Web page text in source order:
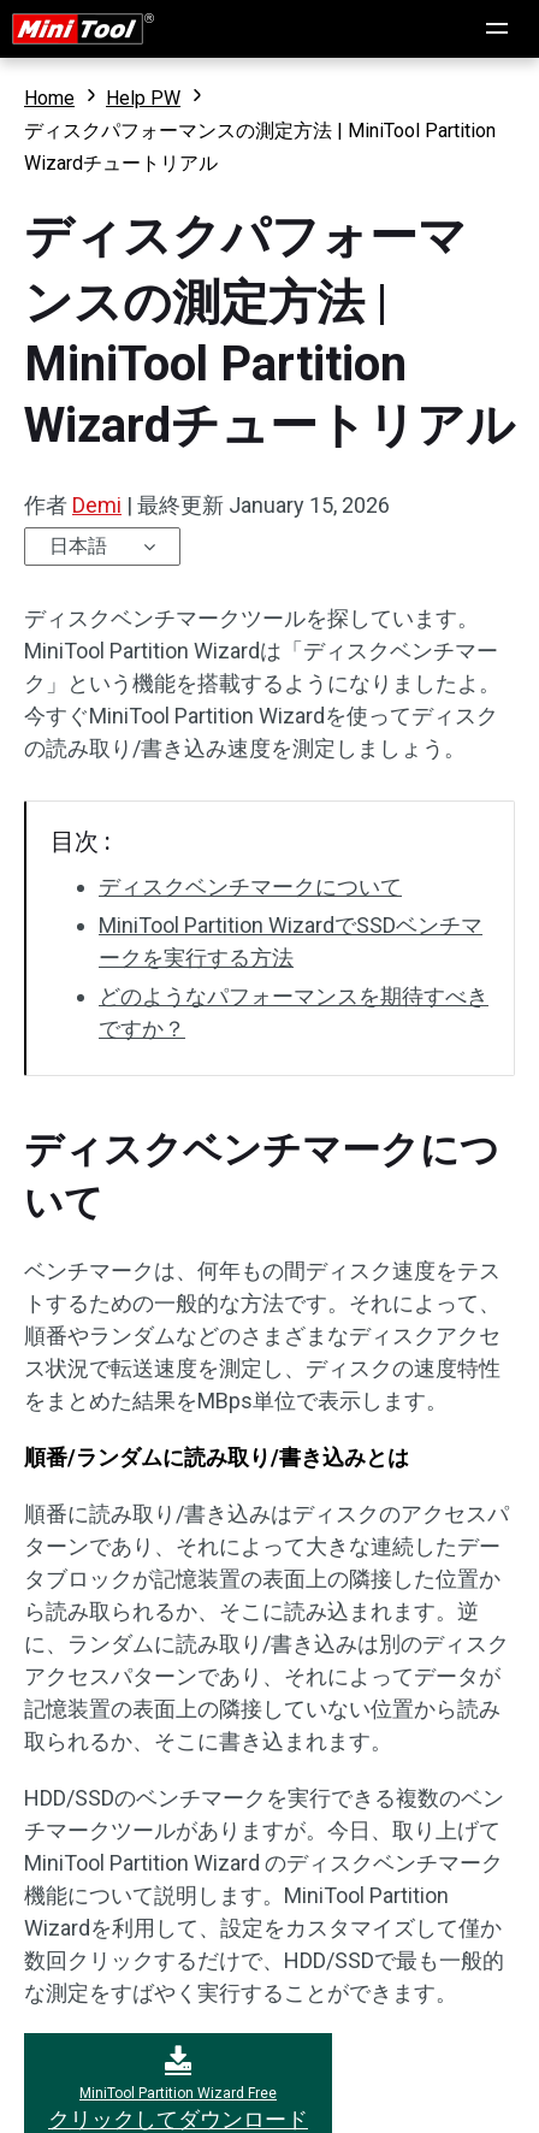
Home
Help PW
ディスクパフォーマンスの測定方法 | MiniTool Partition
Wizardチュートリアル
ディスクパフォーマ
ンスの測定方法 |
MiniTool Partition
Wizardチュートリアル
作者 Demi | 最終更新 January 15, 2026
日本語
ディスクベンチマークツールを探しています。
MiniTool Partition Wizardは「ディスクベンチマー
ク」という機能を搭載するようになりましたよ。
今すぐMiniTool Partition Wizardを使ってディスク
の読み取り/書き込み速度を測定しましょう。
目次 :
ディスクベンチマークについて
MiniTool Partition WizardでSSDベンチマ
ークを実行する方法
どのようなパフォーマンスを期待すべき
ですか？
ディスクベンチマークにつ
いて
ベンチマークは、何年もの間ディスク速度をテス
トするための一般的な方法です。それによって、
順番やランダムなどのさまざまなディスクアクセ
ス状況で転送速度を測定し、ディスクの速度特性
をまとめた結果をMBps単位で表示します。
順番/ランダムに読み取り/書き込みとは
順番に読み取り/書き込みはディスクのアクセスパ
ターンであり、それによって大きな連続したデー
タブロックが記憶装置の表面上の隣接した位置か
ら読み取られるか、そこに読み込まれます。逆
に、ランダムに読み取り/書き込みは別のディスク
アクセスパターンであり、それによってデータが
記憶装置の表面上の隣接していない位置から読み
取られるか、そこに書き込まれます。
HDD/SSDのベンチマークを実行できる複数のベン
チマークツールがありますが。今日、取り上げて
MiniTool Partition Wizard のディスクベンチマーク
機能について説明します。MiniTool Partition
Wizardを利用して、設定をカスタマイズして僅か
数回クリックするだけで、HDD/SSDで最も一般的
な測定をすばやく実行することができます。
MiniTool Partition Wizard Free
クリックしてダウンロード